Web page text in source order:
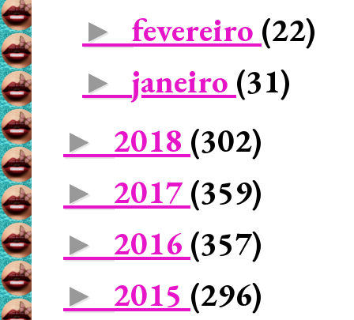
► fevereiro (22)
► janeiro (31)
► 2018 (302)
► 2017 (359)
► 2016 (357)
► 2015 (296)